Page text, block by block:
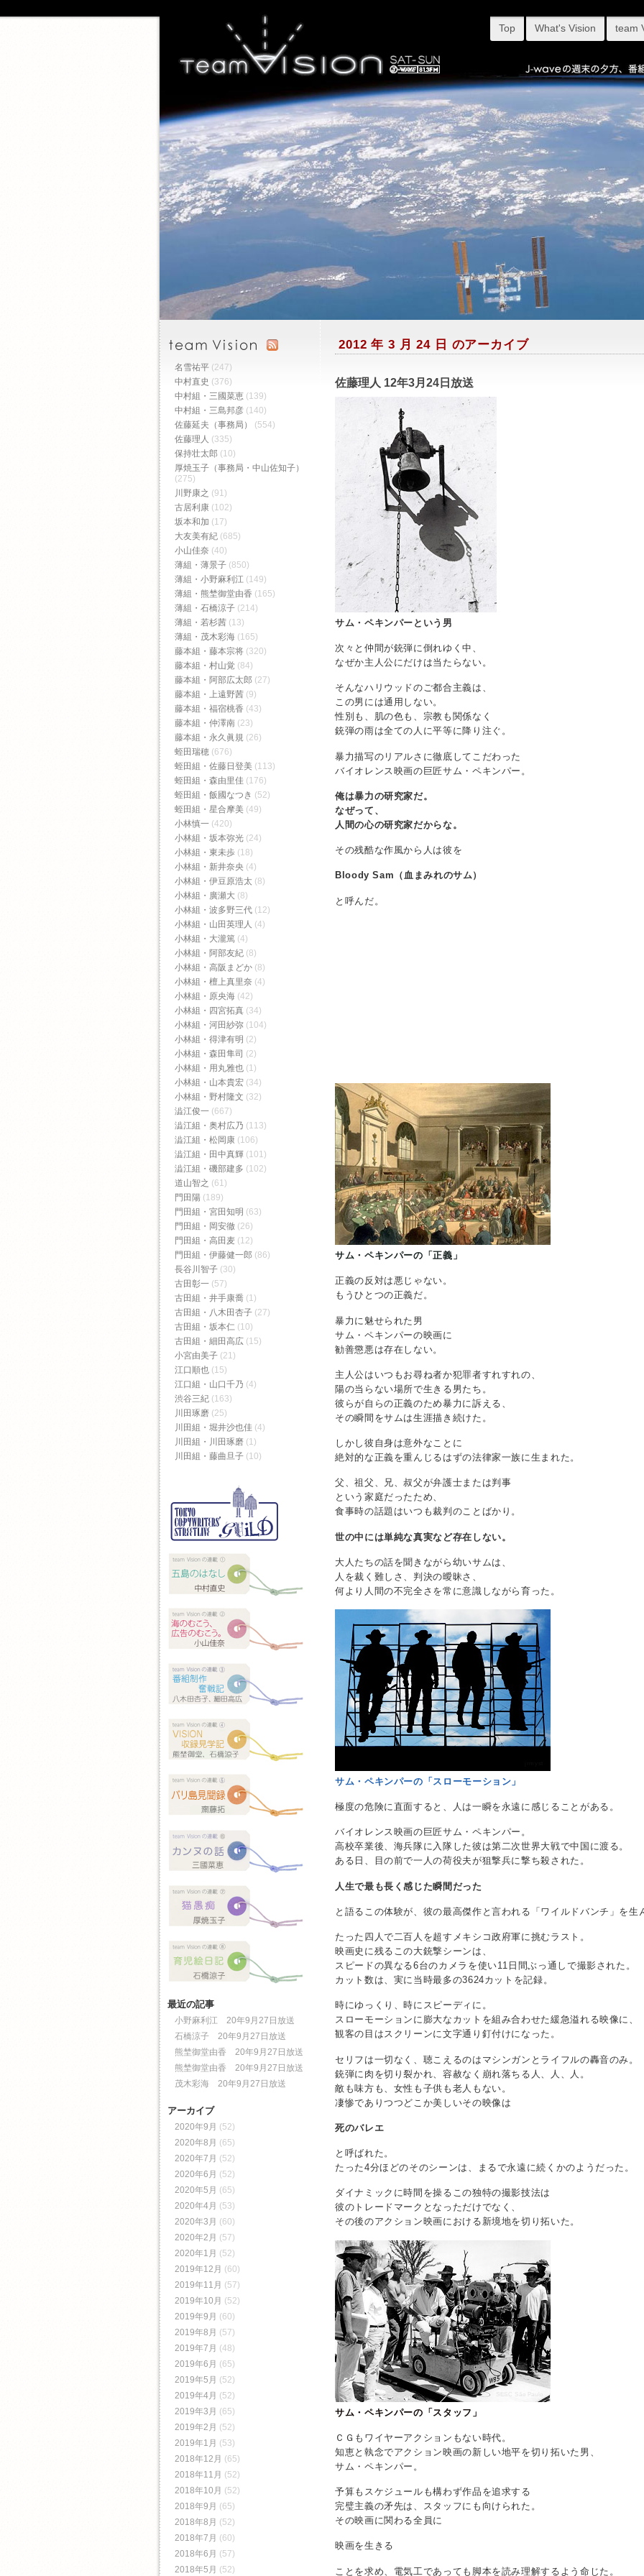
Top What's Vision team
2012 年 3 月 24 日 のアーカイブ
佐藤理人 12年3月24日放送
filtran
サム・ペキンパーという男
次々と仲間が銃弾に倒れゆく中、
なぜか主人公にだけは当たらない。
そんなハリウッドのご都合主義は、
この男には通用しない。
性別も、肌の色も、宗教も関係なく
銃弾の雨は全ての人に平等に降り注ぐ。
暴力描写のリアルさに徹底してこだわった
バイオレンス映画の巨匠サム・ペキンパー。
俺は暴力の研究家だ。
なぜって、
人間の心の研究家だからな。
その残酷な作風から人は彼を
Bloody Sam（血まみれのサム）
と呼んだ。
サム・ペキンパーの「正義」
正義の反対は悪じゃない。
もうひとつの正義だ。
暴力に魅せられた男
サム・ペキンパーの映画に
勧善懲悪は存在しない。
主人公はいつもお尋ね者か犯罪者すれすれの、
陽の当らない場所で生きる男たち。
彼らが自らの正義のため暴力に訴える、
その瞬間をサムは生涯描き続けた。
しかし彼自身は意外なことに
絶対的な正義を重んじるはずの法律家一族に生まれた。
父、祖父、兄、叔父が弁護士または判事
という家庭だったため、
食事時の話題はいつも裁判のことばかり。
世の中には単純な真実など存在しない。
大人たちの話を聞きながら幼いサムは、
人を裁く難しさ、判決の曖昧さ、
何より人間の不完全さを常に意識しながら育った。
サム・ペキンパーの「スローモーション」
極度の危険に直面すると、人は一瞬を永遠に感じることがある。
バイオレンス映画の巨匠サム・ペキンパー。
高校卒業後、海兵隊に入隊した彼は第二次世界大戦で中国に渡る。
ある日、目の前で一人の荷役夫が狙撃兵に撃ち殺された。
人生で最も長く感じた瞬間だった
と語るこの体験が、彼の最高傑作と言われる「ワイルドバンチ」を生
たった四人で二百人を超すメキシコ政府軍に挑むラスト。
映画史に残るこの大銃撃シーンは、
スピードの異なる6台のカメラを使い11日間ぶっ通しで撮影された。
カット数は、実に当時最多の3624カットを記録。
時にゆっくり、時にスピーディに。
スローモーションに膨大なカットを組み合わせた緩急溢れる映像に、
観客の目はスクリーンに文字通り釘付けになった。
セリフは一切なく、聴こえるのはマシンガンとライフルの轟音のみ。
銃弾に肉を切り裂かれ、容赦なく崩れ落ちる人、人、人。
敵も味方も、女性も子供も老人もない。
凄惨でありつつどこか美しいその映像は
死のバレエ
と呼ばれた。
たった4分ほどのそのシーンは、まるで永遠に続くかのようだった。
ダイナミックに時間を操るこの独特の撮影技法は
彼のトレードマークとなっただけでなく、
その後のアクション映画における新境地を切り拓いた。
サム・ペキンパーの「スタッフ」
ＣＧもワイヤーアクションもない時代。
知恵と執念でアクション映画の新しい地平を切り拓いた男、
サム・ペキンパー。
予算もスケジュールも構わず作品を追求する
完璧主義の矛先は、スタッフにも向けられた。
その映画に関わる全員に
映画を生きる
ことを求め、電気工であっても脚本を読み理解するよう命じた。
名雪祐平 (247)
中村直史 (376)
中村組・三國菜恵 (139)
中村組・三島邦彦 (140)
佐藤延夫（事務局）
(554)
佐藤理人 (335)
保持壮太郎 (10)
厚焼玉子（事務局・中山佐知子）
(275)
川野康之 (91)
古居利康 (102)
坂本和加 (17)
大友美有紀 (685)
小山佳奈 (40)
薄組・薄景子 (850)
薄組・小野麻利江 (149)
薄組・熊埜御堂由香 (165)
薄組・石橋涼子 (214)
薄組・若杉茜 (13)
薄組・茂木彩海 (165)
藤本組・藤本宗将 (320)
藤本組・村山覚 (84)
藤本組・阿部広太郎 (27)
藤本組・上遠野茜 (9)
藤本組・福宿桃香‬ (43)
藤本組・仲澤南 (23)
藤本組・永久眞規 (26)
蛭田瑞穂 (676)
蛭田組・佐藤日登美 (113)
蛭田組・森由里佳 (176)
蛭田組・飯國なつき (52)
蛭田組・星合摩美 (49)
小林慎一 (420)
小林組・坂本弥光 (24)
小林組・東未歩 (18)
小林組・新井奈央 (4)
小林組・伊豆原浩太 (8)
小林組・廣瀬大 (8)
小林組・波多野三代 (12)
小林組・山田英理人 (4)
小林組・大瀧篤 (4)
小林組・阿部友紀 (8)
小林組・高阪まどか (8)
小林組・檀上真里奈 (4)
小林組・原央海 (42)
小林組・四宮拓真 (34)
小林組・河田紗弥 (104)
小林組・得津有明 (2)
小林組・森田隼司 (2)
小林組・用丸雅也 (1)
小林組・山本貴宏 (34)
小林組・野村隆文 (32)
澁江俊一 (667)
澁江組・奥村広乃 (113)
澁江組・松岡康 (106)
澁江組・田中真輝 (101)
澁江組・磯部建多 (102)
道山智之 (61)
門田陽 (189)
門田組・宮田知明 (63)
門田組・岡安徹 (26)
門田組・高田麦 (12)
門田組・伊藤健一郎 (86)
長谷川智子 (30)
古田彰一 (57)
古田組・井手康喬 (1)
古田組・八木田杏子 (27)
古田組・坂本仁 (10)
古田組・細田高広 (15)
小宮由美子 (21)
江口順也 (15)
江口組・山口千乃 (4)
渋谷三紀 (163)
川田琢磨 (25)
川田組・堀井沙也佳 (4)
川田組・川田琢磨 (1)
川田組・藤曲旦子 (10)
最近の記事
小野麻利江 20年9月27日放送
石橋涼子 20年9月27日放送
熊埜御堂由香 20年9月27日放送
熊埜御堂由香 20年9月27日放送
茂木彩海 20年9月27日放送
アーカイブ
2020年9月 (52)
2020年8月 (65)
2020年7月 (52)
2020年6月 (52)
2020年5月 (65)
2020年4月 (53)
2020年3月 (60)
2020年2月 (57)
2020年1月 (52)
2019年12月 (60)
2019年11月 (57)
2019年10月 (52)
2019年9月 (60)
2019年8月 (57)
2019年7月 (48)
2019年6月 (65)
2019年5月 (52)
2019年4月 (52)
2019年3月 (65)
2019年2月 (52)
2019年1月 (53)
2018年12月 (65)
2018年11月 (52)
2018年10月 (52)
2018年9月 (65)
2018年8月 (52)
2018年7月 (60)
2018年6月 (57)
2018年5月 (52)